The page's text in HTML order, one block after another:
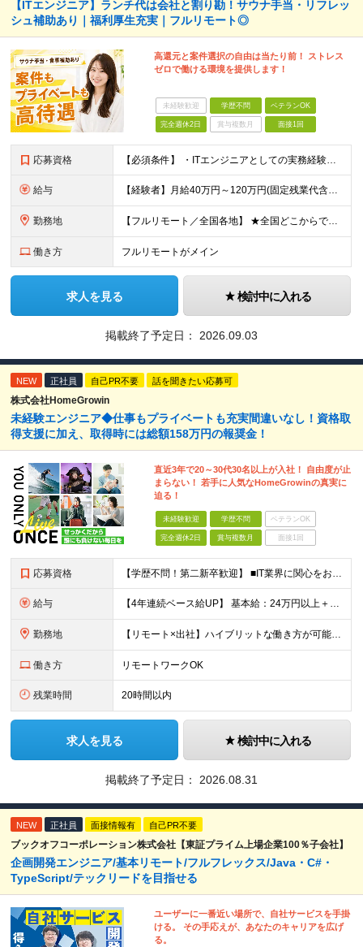
【ITエンジニア】ランチ代は会社と割り勘！サウナ手当・リフレッ
シュ補助あり｜福利厚生充実｜フルリモート◎
高還元と案件選択の自由は当たり前！ ストレス
ゼロで働ける環境を提供します！
未経験歓迎 学歴不問 ベテランOK
完全週休2日 賞与複数月 面接1回
応募資格 【必須条件】 ・ITエンジニアとしての実務経験が1年以上ある方 ※開発・インフラ・運用保守など分野・フェーズは不問！ ※学歴不問 【歓迎条件】 ・基本設計、詳細設計などの経験がある方 ・AWS, G
給与 【経験者】月給40万円～120万円(固定残業代含む)+各種手当 ※月給には、みなし残業手当(月30時間／5万8,000円～15万7,000円)を含みます ※上記を超える時間外労働分は追加で支給します
勤務地 【フルリモート／全国各地】 ★全国どこからでも参画可能！フルリモート案件も多数！ ※プロジェクトは100%選択制。あなたの希望を最優先します。 ※フルリモート、ハイブリッド、常駐案件から自由に選択可能
働き方 フルリモートがメイン
求人を見る 検討中に入れる
掲載終了予定日： 2026.09.03
NEW 正社員 自己PR不要 話を聞きたい応募可
株式会社HomeGrowin
未経験エンジニア◆仕事もプライベートも充実間違いなし！資格取
得支援に加え、取得時には総額158万円の報奨金！
直近3年で20～30代30名以上が入社！ 自由度が止
まらない！ 若手に人気なHomeGrowinの真実に
迫る！
未経験歓迎 学歴不問 ベテランOK
完全週休2日 賞与複数月 面接1回
応募資格 【学歴不問！第二新卒歓迎】 ■IT業界に関心をお持ちの方 【IT業界未経験者の方へ】 ITエンジニアという仕事は、パソコンの前でずっとにらめっこを しているイメージがありますが、意外とそうではないん
給与 【4年連続ベース給UP】 基本給：24万円以上＋残業代(全額)＋各種手当 ※みなし残業なし ※基本給は経験や前職の給与を十分に考慮します ※交通費別途支給 ※6ヶ月間の試用期間があります（給与・待遇は
勤務地 【リモート×出社】ハイブリットな働き方が可能！ 東京、神奈川のプロジェクト先 ■本社 神奈川県横浜市神奈川区栄町3-12 パシフィックマークス横浜イースト6F ■事業所(東京都最寄駅のみ記載) サ
働き方 リモートワークOK
残業時間 20時間以内
求人を見る 検討中に入れる
掲載終了予定日： 2026.08.31
NEW 正社員 面接情報有 自己PR不要
ブックオフコーポレーション株式会社【東証プライム上場企業100％子会社】
企画開発エンジニア/基本リモート/フルフレックス/Java・C#・
TypeScript/テックリードを目指せる
ユーザーに一番近い場所で、自社サービスを手掛
ける。 その手応えが、あなたのキャリアを広げ
る。